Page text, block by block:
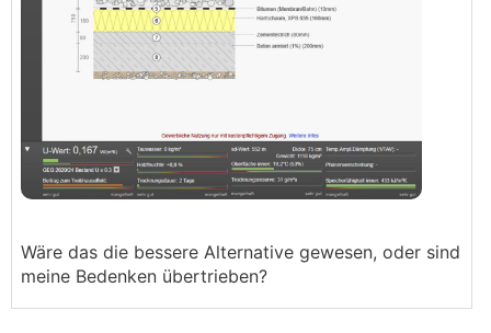
Wäre das die bessere Alternative gewesen, oder sind
meine Bedenken übertrieben?